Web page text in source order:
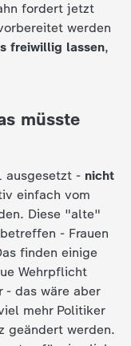
fordert jetzt
werden
freiwillig lassen,
müsste
ausgesetzt - nicht
einfach vom
Diese "alte"
- Frauen
finden einige
Wehrpflicht
- das wäre aber
mehr Politiker
geändert werden.